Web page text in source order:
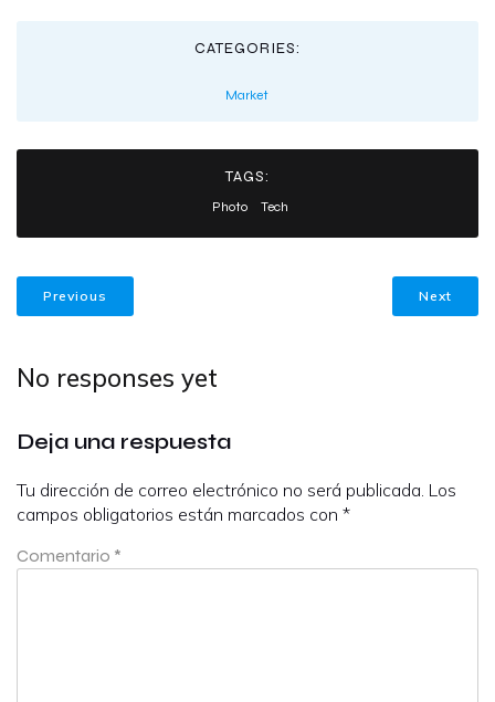
CATEGORIES:
Market
TAGS:
Photo Tech
Previous Next
No responses yet
Deja una respuesta
Tu dirección de correo electrónico no será publicada. Los
campos obligatorios están marcados con *
Comentario *